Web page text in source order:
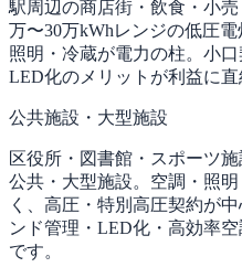
駅周辺の商店街・飲食・小
万〜30万kWhレンジの低圧
照明・冷蔵が電力の柱。小
LED化のメリットが利益に直
公共施設・大型施設
区役所・図書館・スポーツ
公共・大型施設。空調・照
く、高圧・特別高圧契約が
ンド管理・LED化・高効率
です。